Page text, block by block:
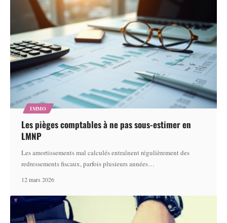
IMMO
Les pièges comptables à ne pas sous-estimer en
LMNP
Les amortissements mal calculés entraînent régulièrement des
redressements fiscaux, parfois plusieurs années…
12 mars 2026